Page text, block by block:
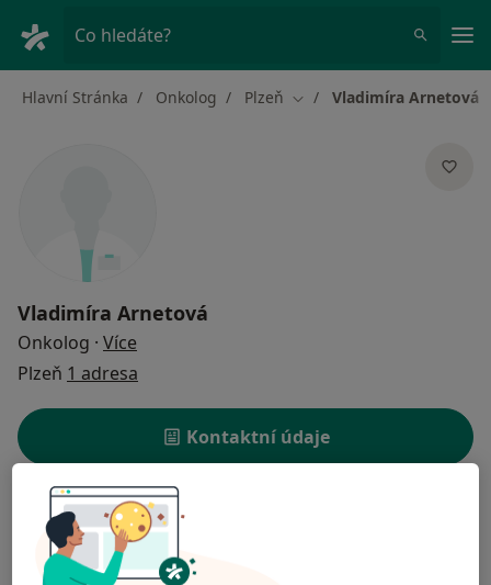
Co hledáte?
Hlavní Stránka Onkolog Plzeň Změna města
Vladimíra Arnetová
Vladimíra Arnetová
Onkolog · Více
Plzeň 1 adresa
Kontaktní údaje
Rezervovat termín
Ceník Adresy